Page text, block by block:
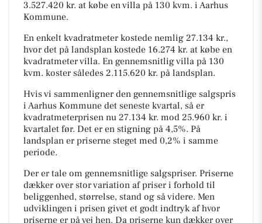
3.527.420 kr. at købe en villa på 130 kvm. i Aarhus
Kommune.
En enkelt kvadratmeter kostede nemlig 27.134 kr.,
hvor det på landsplan kostede 16.274 kr. at købe en
kvadratmeter villa. En gennemsnitlig villa på 130
kvm. koster således 2.115.620 kr. på landsplan.
Hvis vi sammenligner den gennemsnitlige salgspris
i Aarhus Kommune det seneste kvartal, så er
kvadratmeterprisen nu 27.134 kr. mod 25.960 kr. i
kvartalet før. Det er en stigning på 4,5%. På
landsplan er priserne steget med 0,2% i samme
periode.
Der er tale om gennemsnitlige salgspriser. Priserne
dækker over stor variation af priser i forhold til
beliggenhed, størrelse, stand og så videre. Men
udviklingen i prisen givet et godt indtryk af hvor
priserne er på vej hen. Da priserne kun dækker over